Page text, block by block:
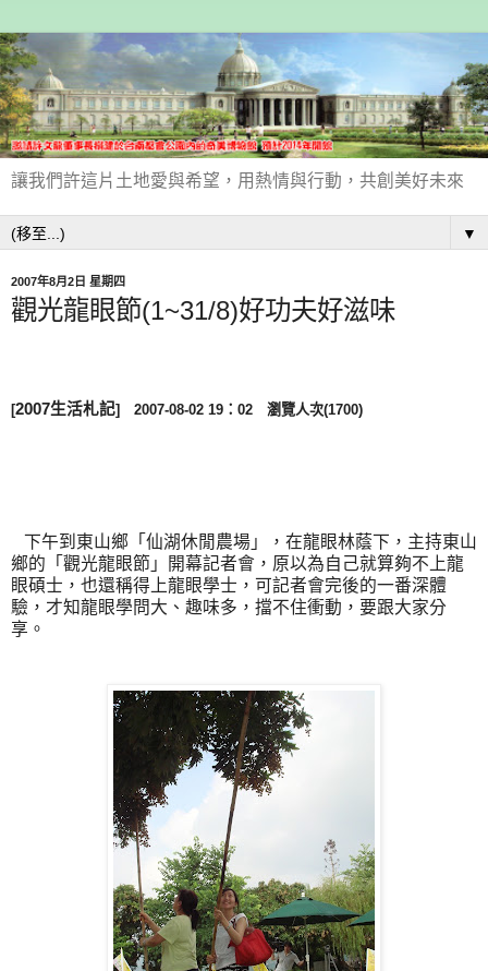
讓我們許這片土地愛與希望，用熱情與行動，共創美好未來
▼
2007年8月2日 星期四
觀光龍眼節(1~31/8)好功夫好滋味
[2007生活札記] 2007-08-02 19：02 瀏覽人次(1700)
下午到東山鄉「仙湖休閒農場」，在龍眼林蔭下，主持東山
鄉的「觀光龍眼節」開幕記者會，原以為自己就算夠不上龍
眼碩士，也還稱得上龍眼學士，可記者會完後的一番深體
驗，才知龍眼學問大、趣味多，擋不住衝動，要跟大家分
享。